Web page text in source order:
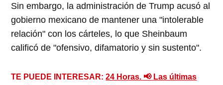
Sin embargo, la administración de Trump acusó al
gobierno mexicano de mantener una "intolerable
relación" con los cárteles, lo que Sheinbaum
calificó de "ofensivo, difamatorio y sin sustento".
TE PUEDE INTERESAR:24 Horas. 📢 Las últimas